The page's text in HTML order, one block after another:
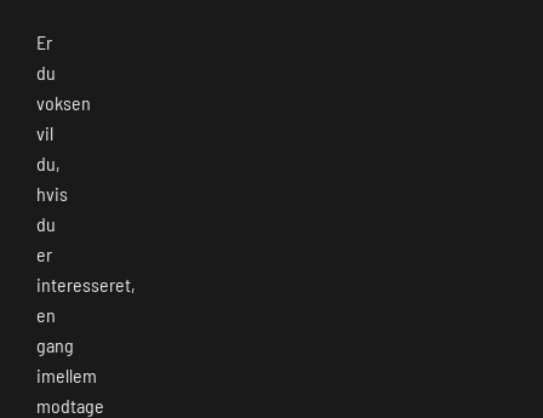
Er
du
voksen
vil
du,
hvis
du
er
interesseret,
en
gang
imellem
modtage